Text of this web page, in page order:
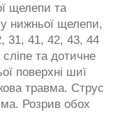
щелепи та
нижньої щелепи,
31, 41, 42, 43, 44
та дотичне
поверхні шиї
травма. Струс
Розрив обох